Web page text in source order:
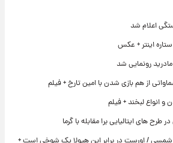
اعلام شد
اینتر + عکس
رونمایی شد
از هم بازی شدن با امین تارخ + فیلم
و انواع لبخند + فیلم
طرح های ایتالیایی برا مقابله با گرما